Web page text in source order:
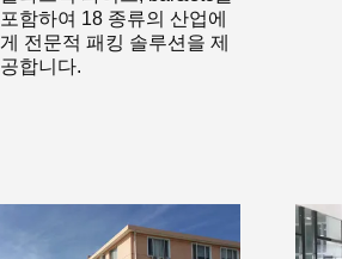
포함하여 18 종류의 산업에
게 전문적 패킹 솔루션을 제
공합니다.